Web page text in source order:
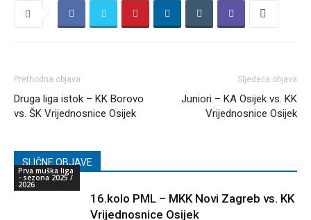
Prethodna objava
Druga liga istok – KK Borovo
vs. ŠK Vrijednosnice Osijek
Sljedeća objava
Juniori – KA Osijek vs. KK
Vrijednosnice Osijek
SLIČNE OBJAVE
Prva muška liga
- sezona 2025 /
2026
16.kolo PML – MKK Novi Zagreb vs. KK
Vrijednosnice Osijek